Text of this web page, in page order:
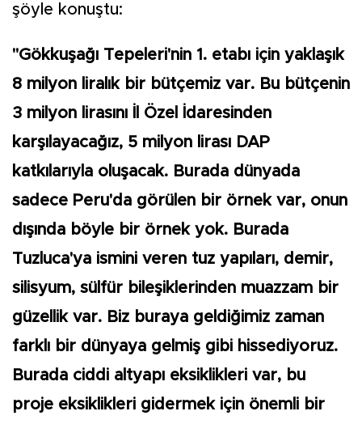
şöyle konuştu:
"Gökkuşağı Tepeleri'nin 1. etabı için yaklaşık
8 milyon liralık bir bütçemiz var. Bu bütçenin
3 milyon lirasını İl Özel İdaresinden
karşılayacağız, 5 milyon lirası DAP
katkılarıyla oluşacak. Burada dünyada
sadece Peru'da görülen bir örnek var, onun
dışında böyle bir örnek yok. Burada
Tuzluca'ya ismini veren tuz yapıları, demir,
silisyum, sülfür bileşiklerinden muazzam bir
güzellik var. Biz buraya geldiğimiz zaman
farklı bir dünyaya gelmiş gibi hissediyoruz.
Burada ciddi altyapı eksiklikleri var, bu
proje eksiklikleri gidermek için önemli bir